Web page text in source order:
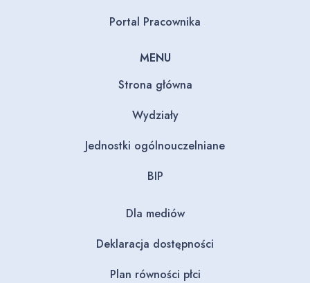
Portal Pracownika
MENU
Strona główna
Wydziały
Jednostki ogólnouczelniane
BIP
Dla mediów
Deklaracja dostępności
Plan równości płci